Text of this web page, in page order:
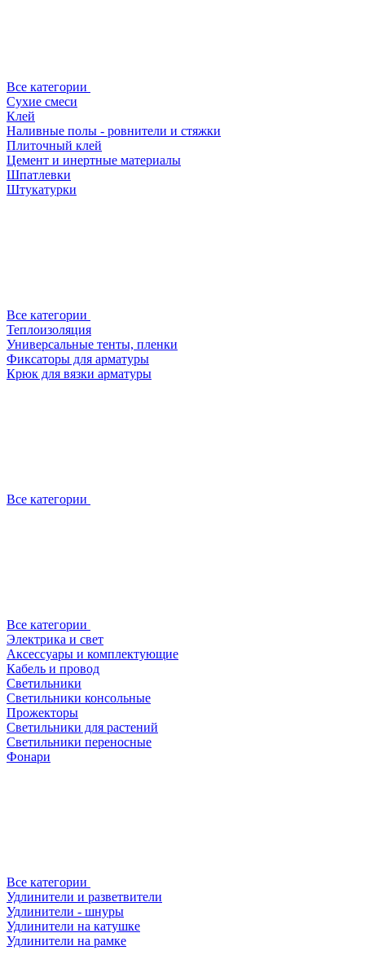
Все категории
Сухие смеси
Клей
Наливные полы - ровнители и стяжки
Плиточный клей
Цемент и инертные материалы
Шпатлевки
Штукатурки
Все категории
Теплоизоляция
Универсальные тенты, пленки
Фиксаторы для арматуры
Крюк для вязки арматуры
Все категории
Все категории
Электрика и свет
Аксессуары и комплектующие
Кабель и провод
Светильники
Светильники консольные
Прожекторы
Светильники для растений
Светильники переносные
Фонари
Все категории
Удлинители и разветвители
Удлинители - шнуры
Удлинители на катушке
Удлинители на рамке